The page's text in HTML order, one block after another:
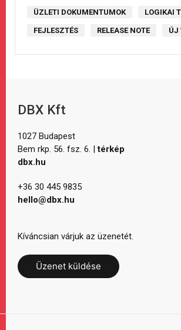
ÜZLETI DOKUMENTUMOK LOGIKAI
FEJLESZTÉS RELEASE NOTE ÚJ
DBX Kft
1027 Budapest
Bem rkp. 56. fsz. 6. |térkép
dbx.hu
+36 30 445 9835
hello@dbx.hu
Kíváncsian várjuk az üzenetét.
Üzenet küldése